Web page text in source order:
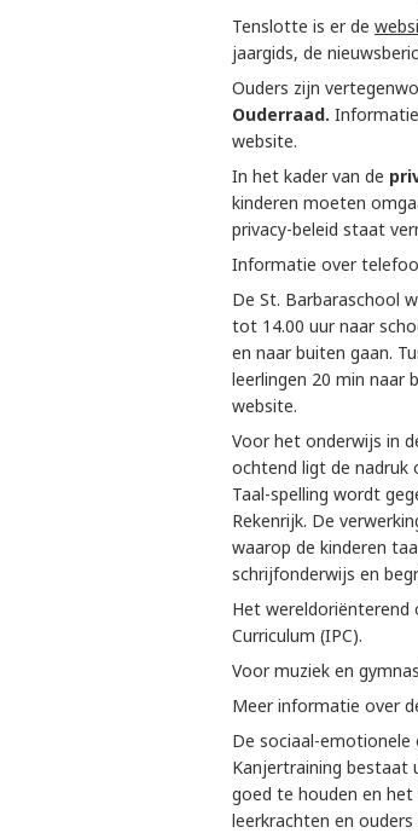
Tenslotte is er de
jaargids, de
Ouders zijn
Ouderraad.
website.
In het kader van de
kinderen moeten
privacy-beleid staat
Informatie over
De St. Barbaraschool
tot 14.00 uur naar
en naar buiten gaan.
leerlingen 20 min naar
website.
Voor het onderwijs in
ochtend ligt de nadruk
Taal-spelling wordt
Rekenrijk. De
waarop de kinderen
schrijfonderwijs en
Het wereldoriënterend
Curriculum (IPC).
Voor muziek en
Meer informatie over
De sociaal-emotionele
Kanjertraining bestaat
goed te houden en
leerkrachten en